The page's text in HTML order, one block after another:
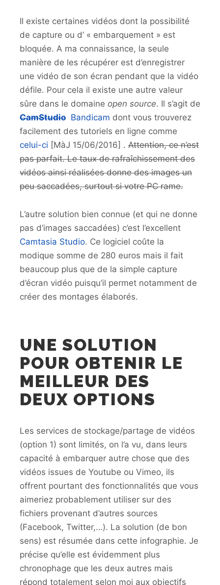
Il existe certaines vidéos dont la possibilité
de capture ou d’ « embarquement » est
bloquée. A ma connaissance, la seule
manière de les récupérer est d’enregistrer
une vidéo de son écran pendant que la vidéo
défile. Pour cela il existe une autre valeur
sûre dans le domaine open source. Il s’agit de
CamStudio Bandicam dont vous trouverez
facilement des tutoriels en ligne comme
celui-ci [MàJ 15/06/2016] . Attention, ce n’est
pas parfait. Le taux de rafraîchissement des
vidéos ainsi réalisées donne des images un
peu saccadées, surtout si votre PC rame.
L’autre solution bien connue (et qui ne donne
pas d’images saccadées) c’est l’excellent
Camtasia Studio. Ce logiciel coûte la
modique somme de 280 euros mais il fait
beaucoup plus que de la simple capture
d’écran vidéo puisqu’il permet notamment de
créer des montages élaborés.
UNE SOLUTION
POUR OBTENIR LE
MEILLEUR DES
DEUX OPTIONS
Les services de stockage/partage de vidéos
(option 1) sont limités, on l’a vu, dans leurs
capacité à embarquer autre chose que des
vidéos issues de Youtube ou Vimeo, ils
offrent pourtant des fonctionnalités que vous
aimeriez probablement utiliser sur des
fichiers provenant d’autres sources
(Facebook, Twitter,…). La solution (de bon
sens) est résumée dans cette infographie. Je
précise qu’elle est évidemment plus
chronophage que les deux autres mais
répond totalement selon moi aux objectifs